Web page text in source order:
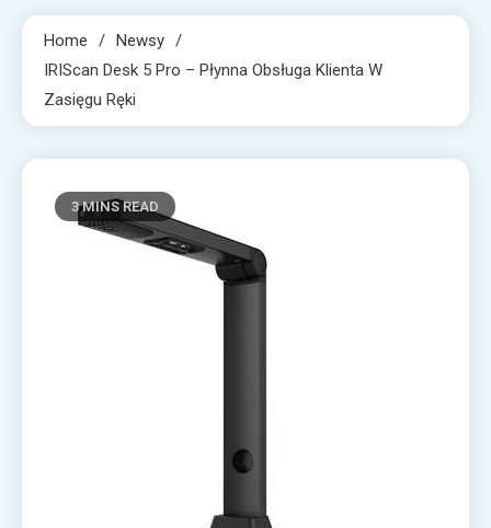
Home
Newsy
IRIScan Desk 5 Pro – Płynna Obsługa Klienta W
Zasięgu Ręki
3 MINS READ